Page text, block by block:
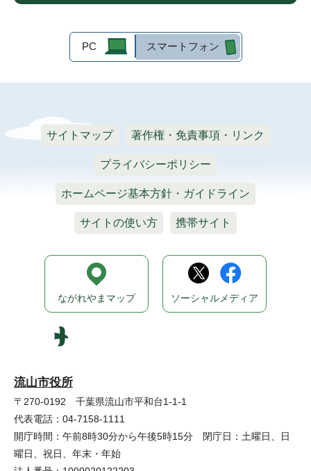
PC スマートフォン
サイトマップ 著作権・免責事項・リンク
プライバシーポリシー
ホームページ基本方針・ガイドライン
サイトの使い方 携帯サイト
流山市役所
〒270-0192 千葉県流山市平和台1-1-1
代表電話：04-7158-1111
開庁時間：午前8時30分から午後5時15分 閉庁日：土曜日、日
曜日、祝日、年末・年始
ながれやまマップ ソーシャルメディア